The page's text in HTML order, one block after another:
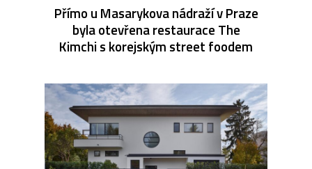
Přímo u Masarykova nádraží v Praze
byla otevřena restaurace The
Kimchi s korejským street foodem